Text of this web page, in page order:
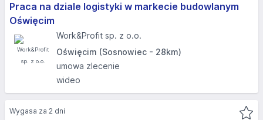
Praca na dziale logistyki w markecie budowlanym
Oświęcim
Work&Profit sp. z o.o.
Oświęcim (Sosnowiec - 28km)
umowa zlecenie
wideo
Wygasa za 2 dni